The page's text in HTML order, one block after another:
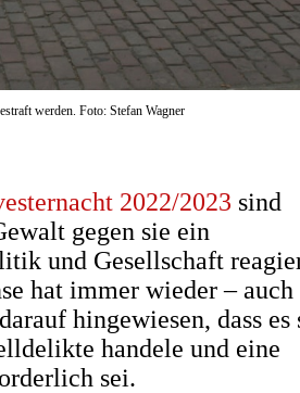
werden. Foto: Stefan Wagner
2022/2023 sind
gegen sie ein
und Gesellschaft
hat immer wieder – auch
hingewiesen, dass es
handele und eine
sei.